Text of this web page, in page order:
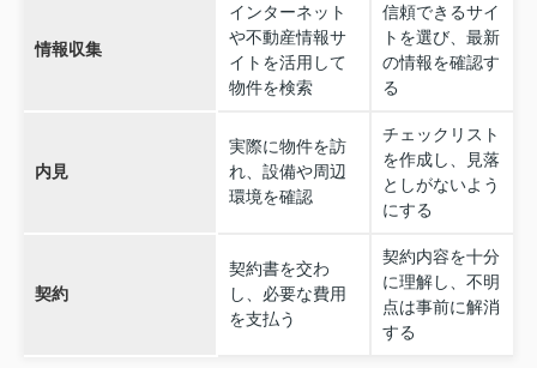
情報収集
インターネット
や不動産情報サ
イトを活用して
物件を検索
信頼できるサイ
トを選び、最新
の情報を確認す
る
内見
実際に物件を訪
れ、設備や周辺
環境を確認
チェックリスト
を作成し、見落
としがないよう
にする
契約
契約書を交わ
し、必要な費用
を支払う
契約内容を十分
に理解し、不明
点は事前に解消
する